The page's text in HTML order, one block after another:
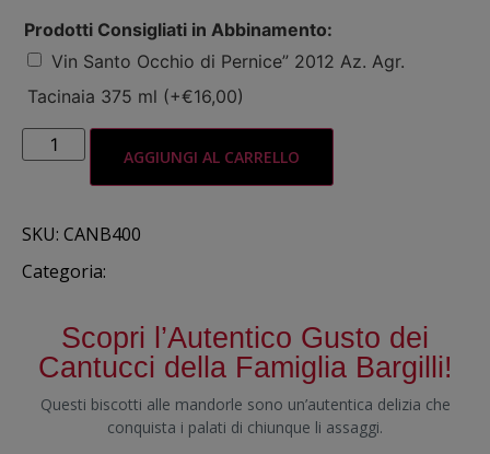
Prodotti Consigliati in Abbinamento:
Vin Santo Occhio di Pernice” 2012 Az. Agr.
Tacinaia 375 ml (+€16,00)
AGGIUNGI AL CARRELLO
SKU: CANB400
Categoria:
Scopri l’Autentico Gusto dei
Cantucci della Famiglia Bargilli!
Questi biscotti alle mandorle sono un’autentica delizia che
conquista i palati di chiunque li assaggi.